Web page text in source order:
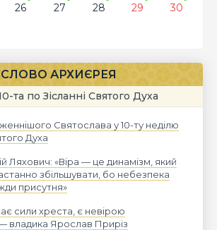
26 27 28 29
30
СЛОВО АРХИЄРЕЯ
та по Зісланні Святого Духа
Святослава у 10-ту неділю
Духа
Ляхович: «Віра — це динамізм, який
збільшувати, бо небезпека
присутня»
сили хреста, є невірою
— владика Ярослав Приріз